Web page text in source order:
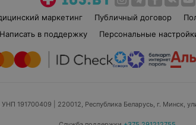
маркетинг Публичный договор
Написать в поддержку Персональные
191700409 | 220012, Республика Беларусь, г. Минск,